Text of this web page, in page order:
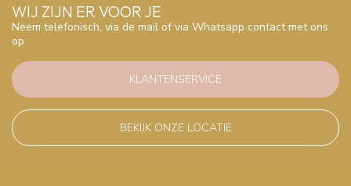
WIJ ZIJN ER VOOR JE
Neem telefonisch, via de mail of via Whatsapp contact met ons
op
KLANTENSERVICE
BEKIJK ONZE LOCATIE